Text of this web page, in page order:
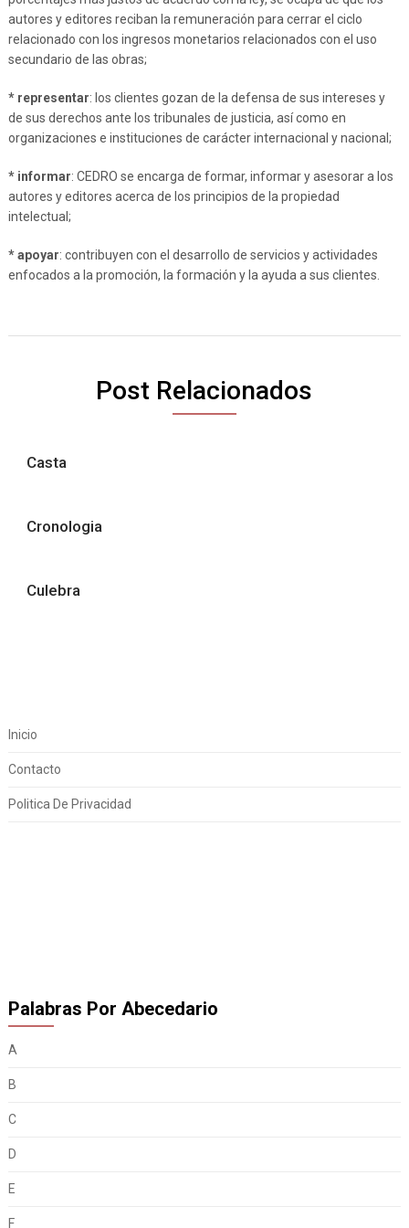
autores y editores reciban la remuneración para cerrar el ciclo
relacionado con los ingresos monetarios relacionados con el uso
secundario de las obras;
* representar: los clientes gozan de la defensa de sus intereses y
de sus derechos ante los tribunales de justicia, así como en
organizaciones e instituciones de carácter internacional y nacional;
* informar: CEDRO se encarga de formar, informar y asesorar a los
autores y editores acerca de los principios de la propiedad
intelectual;
* apoyar: contribuyen con el desarrollo de servicios y actividades
enfocados a la promoción, la formación y la ayuda a sus clientes.
Post Relacionados
Casta
Cronologia
Culebra
Inicio
Contacto
Politica De Privacidad
Palabras Por Abecedario
A
B
C
D
E
F